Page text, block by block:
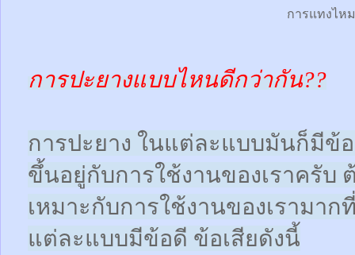
การแทงไหม
การปะยางแบบไหนดีกว่ากัน??
การปะยาง ในแต่ละแบบมันก็มีข้
ขึ้นอยู่กับการใช้งานของเราครับ
เหมาะกับการใช้งานของเรามา
แต่ละแบบมีข้อดี ข้อเสียดังนี้